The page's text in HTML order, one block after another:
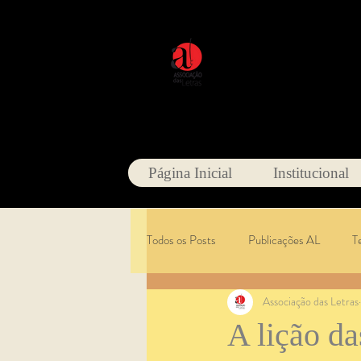
Página Inicial Institucional
Todos os Posts Publicações AL
A lição
Associação das Letras